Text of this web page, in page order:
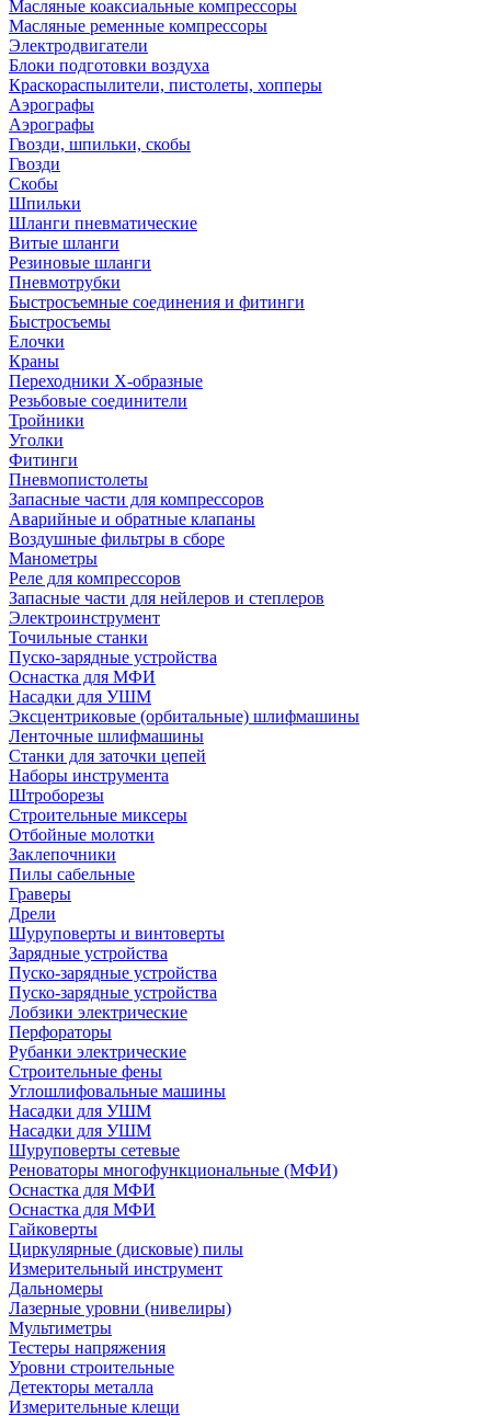
Масляные коаксиальные компрессоры
Масляные ременные компрессоры
Электродвигатели
Блоки подготовки воздуха
Краскораспылители, пистолеты, хопперы
Аэрографы
Аэрографы
Гвозди, шпильки, скобы
Гвозди
Скобы
Шпильки
Шланги пневматические
Витые шланги
Резиновые шланги
Пневмотрубки
Быстросъемные соединения и фитинги
Быстросъемы
Елочки
Краны
Переходники Х-образные
Резьбовые соединители
Тройники
Уголки
Фитинги
Пневмопистолеты
Запасные части для компрессоров
Аварийные и обратные клапаны
Воздушные фильтры в сборе
Манометры
Реле для компрессоров
Запасные части для нейлеров и степлеров
Электроинструмент
Точильные станки
Пуско-зарядные устройства
Оснастка для МФИ
Насадки для УШМ
Эксцентриковые (орбитальные) шлифмашины
Ленточные шлифмашины
Станки для заточки цепей
Наборы инструмента
Штроборезы
Строительные миксеры
Отбойные молотки
Заклепочники
Пилы сабельные
Граверы
Дрели
Шуруповерты и винтоверты
Зарядные устройства
Пуско-зарядные устройства
Пуско-зарядные устройства
Лобзики электрические
Перфораторы
Рубанки электрические
Строительные фены
Углошлифовальные машины
Насадки для УШМ
Насадки для УШМ
Шуруповерты сетевые
Реноваторы многофункциональные (МФИ)
Оснастка для МФИ
Оснастка для МФИ
Гайковерты
Циркулярные (дисковые) пилы
Измерительный инструмент
Дальномеры
Лазерные уровни (нивелиры)
Мультиметры
Тестеры напряжения
Уровни строительные
Детекторы металла
Измерительные клещи